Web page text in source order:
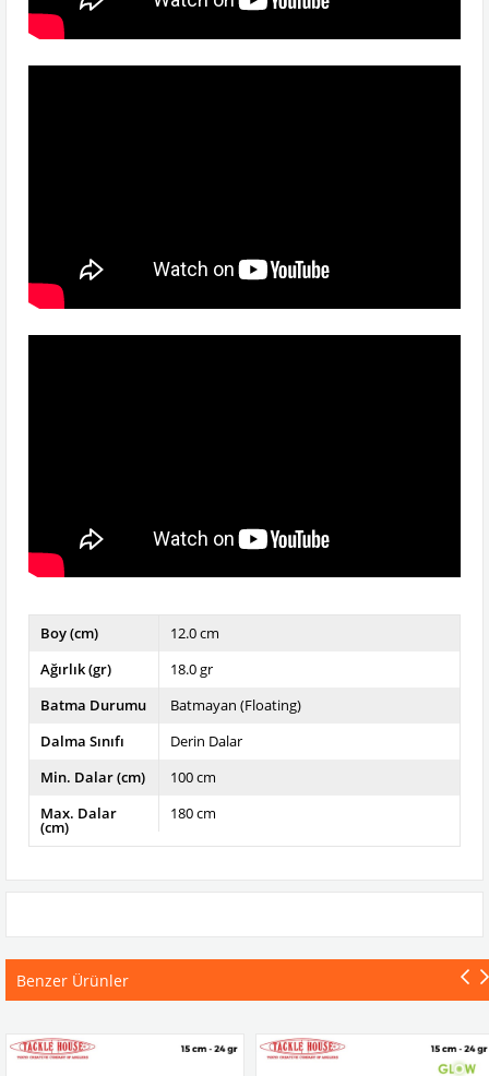
Boy (cm)
12.0 cm
Ağırlık (gr)
18.0 gr
Batma Durumu
Batmayan (Floating)
Dalma Sınıfı
Derin Dalar
Min. Dalar (cm)
100 cm
Max. Dalar
(cm)
180 cm
Benzer Ürünler